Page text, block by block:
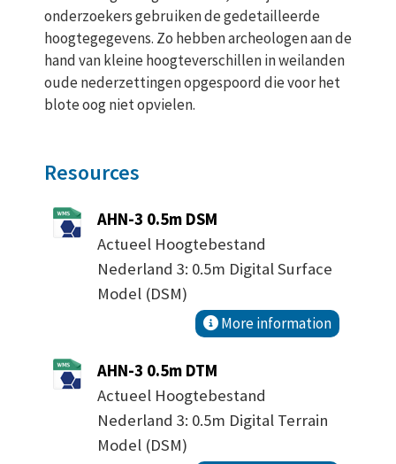
onderzoekers gebruiken de gedetailleerde
hoogtegegevens. Zo hebben archeologen aan de
hand van kleine hoogteverschillen in weilanden
oude nederzettingen opgespoord die voor het
blote oog niet opvielen.
Resources
AHN-3 0.5m DSM
Actueel Hoogtebestand
Nederland 3: 0.5m Digital Surface
Model (DSM)
More information
AHN-3 0.5m DTM
Actueel Hoogtebestand
Nederland 3: 0.5m Digital Terrain
Model (DSM)